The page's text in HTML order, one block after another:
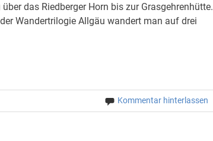
das Riedberger Horn bis zur Grasgehrenhütte.
Wandertrilogie Allgäu wandert man auf drei
Kommentar hinterlassen